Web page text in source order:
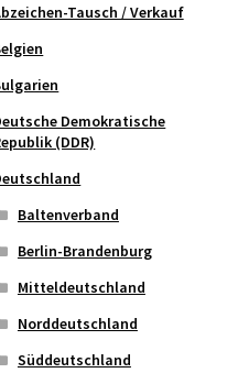
Tausch / Verkauf
Demokratische
(DDR)
Baltenverband
Berlin-Brandenburg
Mitteldeutschland
Norddeutschland
Süddeutschland